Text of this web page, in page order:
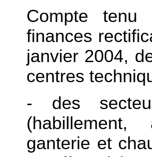
Compte
finances
janvier 2004,
centres
- des
(habillement,
ganterie et